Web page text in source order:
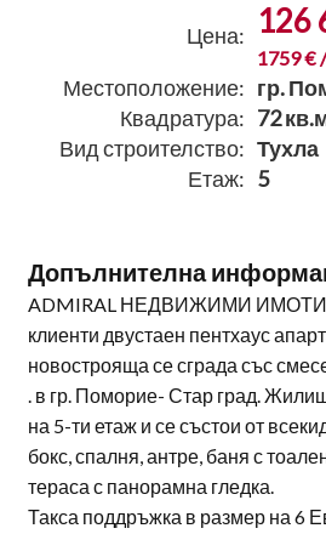
Цена: 126
1759 €
Местоположение: гр.
Квадратура: 72
Вид строителство: Тухла
Етаж: 5
Допълнителна
ADMIRAL НЕДВИЖИМИ ИМОТИ
клиенти двустаен пентхаус
новострояща се сграда със
. в гр. Поморие- Стар град.
на 5-ти етаж и се състои от
бокс, спалня, антре, баня с
тераса с панорамна гледка.
Такса поддръжка в размер на 6